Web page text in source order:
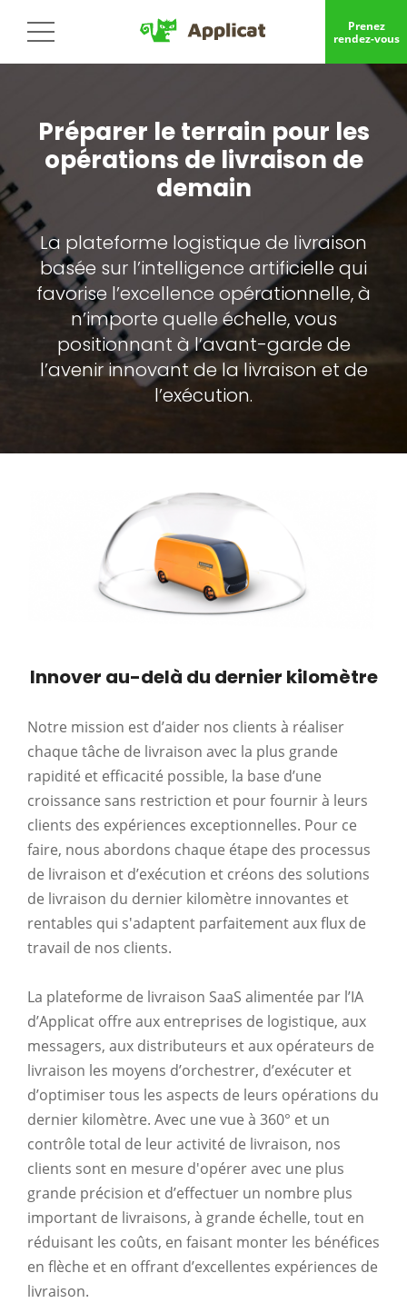
Prenez
rendez-vous
Préparer le terrain pour les
opérations de livraison de
demain
La plateforme logistique de livraison
basée sur l’intelligence artificielle qui
favorise l’excellence opérationnelle, à
n’importe quelle échelle, vous
positionnant à l’avant-garde de
l’avenir innovant de la livraison et de
l’exécution.
Innover au-delà du dernier kilomètre
Notre mission est d’aider nos clients à réaliser
chaque tâche de livraison avec la plus grande
rapidité et efficacité possible, la base d’une
croissance sans restriction et pour fournir à leurs
clients des expériences exceptionnelles. Pour ce
faire, nous abordons chaque étape des processus
de livraison et d’exécution et créons des solutions
de livraison du dernier kilomètre innovantes et
rentables qui s'adaptent parfaitement aux flux de
travail de nos clients.
La plateforme de livraison SaaS alimentée par l’IA
d’Applicat offre aux entreprises de logistique, aux
messagers, aux distributeurs et aux opérateurs de
livraison les moyens d’orchestrer, d’exécuter et
d’optimiser tous les aspects de leurs opérations du
dernier kilomètre. Avec une vue à 360° et un
contrôle total de leur activité de livraison, nos
clients sont en mesure d'opérer avec une plus
grande précision et d’effectuer un nombre plus
important de livraisons, à grande échelle, tout en
réduisant les coûts, en faisant monter les bénéfices
en flèche et en offrant d’excellentes expériences de
livraison.